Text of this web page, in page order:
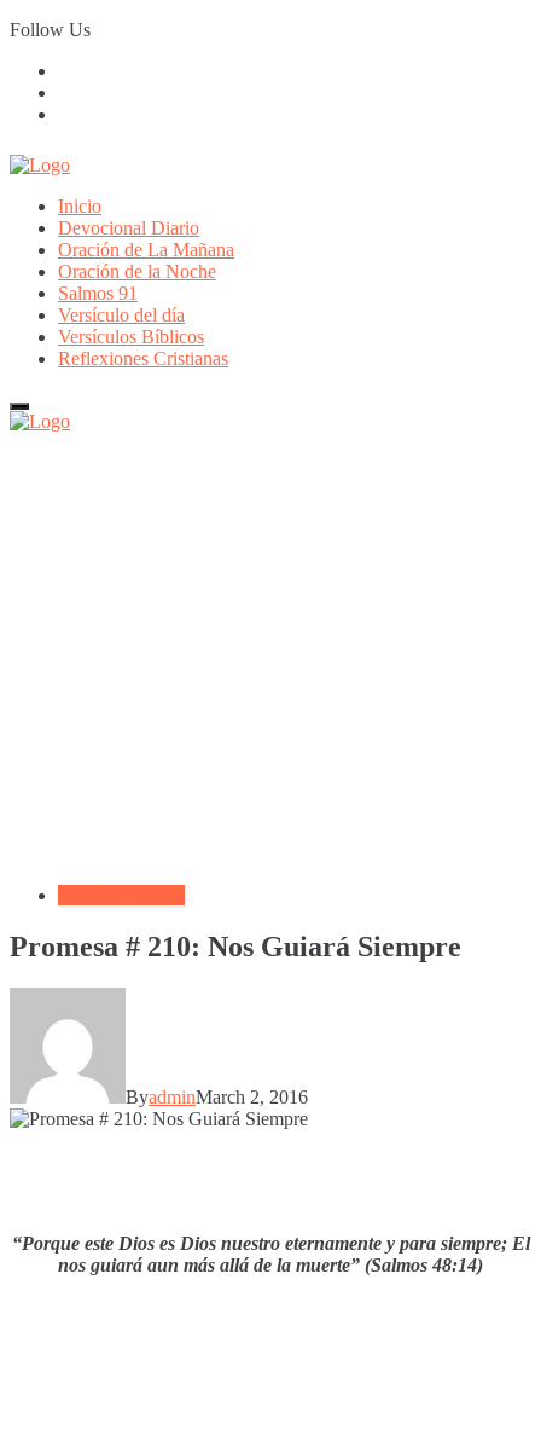
Skip
to
Follow Us
Inicio
Devocional Diario
Oración de La Mañana
Oración de la Noche
Salmos 91
Versículo del día
Versículos Bíblicos
Reflexiones Cristianas
Promesa # 210: Nos Guiará Siempre
ByadminMarch 2, 2016
“Porque este Dios es Dios nuestro eternamente y para siempre; El
nos guiará aun más allá de la muerte” (Salmos 48:14)